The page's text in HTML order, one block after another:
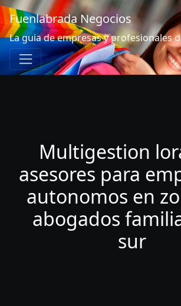
Fuenlabrada Negocios
La guia de empresas y profesionales
Multigestion
asesores para
autonomos en
abogados
sur